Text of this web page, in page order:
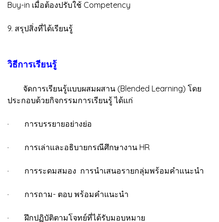
Buy-in เมื่อต้องปรับใช้ Competency
9. สรุปสิ่งที่ได้เรียนรู้
วิธีการเรียนรู้
จัดการเรียนรู้แบบผสมผสาน (Blended Learning) โดย
ประกอบด้วยกิจกรรมการเรียนรู้ ได้แก่
· การบรรยายอย่างย่อ
· การเล่าและอธิบายกรณีศึกษางาน HR
· การระดมสมอง การนำเสนอรายกลุ่มพร้อมคำแนะนำ
· การถาม- ตอบ พร้อมคำแนะนำ
· ฝึกปฏิบัติตามโจทย์ที่ได้รับมอบหมาย